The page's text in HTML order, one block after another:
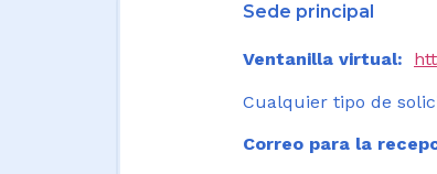
Sede principal
Ventanilla virtual:
Cualquier tipo de
Correo para la